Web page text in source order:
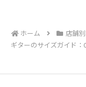
ホーム 店舗
ギターのサイズガイド